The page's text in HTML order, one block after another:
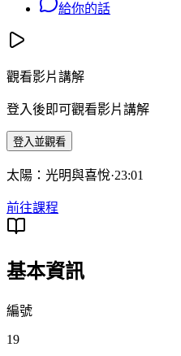
給你的話
觀看影片講解
登入後即可觀看影片講解
登入並觀看
太陽：光明與喜悅·23:01
前往課程
基本資訊
編號
19